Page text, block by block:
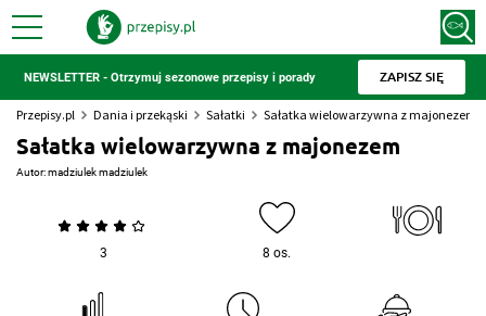
NEWSLETTER - Otrzymuj sezonowe przepisy i porady ZAPISZ SIĘ
Przepisy.pl Dania i przekąski Sałatki Sałatka wielowarzywna z majonezem
Sałatka wielowarzywna z majonezem
Autor:madziulek madziulek
3 8 os.